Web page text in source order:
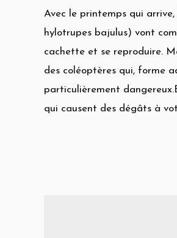
Avec le printemps qui
hylotrupes bajulus) vont
cachette et se reproduire.
des coléoptères qui, forme
particulièrement
qui causent des dégâts à